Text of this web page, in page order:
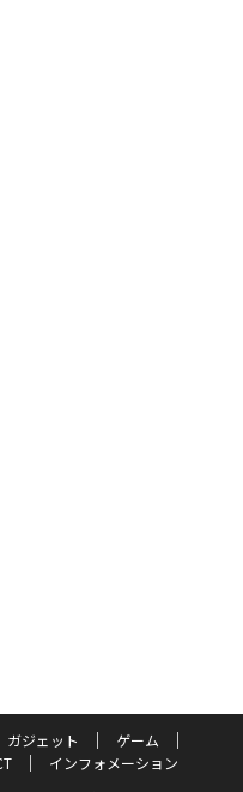
ガジェット
ゲーム
インフォメーション